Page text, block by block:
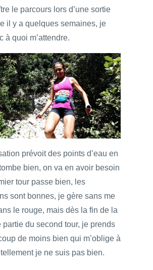
le parcours lors d’une sortie
il y a quelques semaines, je
à quoi m’attendre.
prévoit des points d’eau en
bien, on va en avoir besoin
tour passe bien, les
sont bonnes, je gère sans me
le rouge, mais dès la fin de la
partie du second tour, je prends
de moins bien qui m’oblige à
je ne suis pas bien.